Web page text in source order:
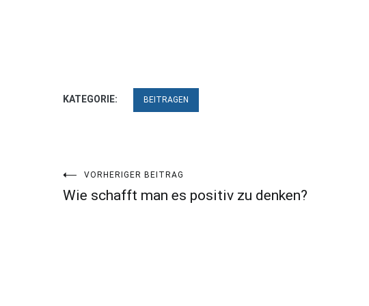
KATEGORIE: BEITRAGEN
Beitragsnavigation
VORHERIGER BEITRAG
Wie schafft man es positiv zu denken?